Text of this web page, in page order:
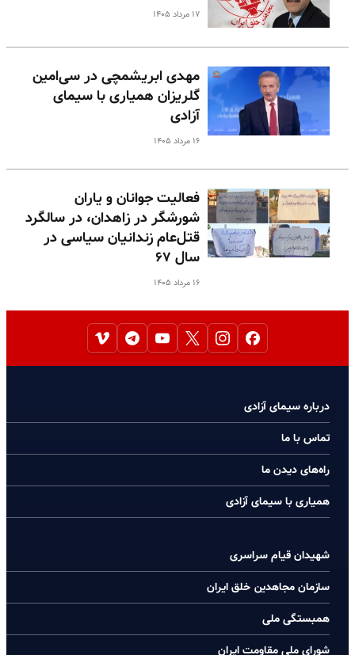
۱۷ مرداد ۱۴۰۵
مهدی ابریشمچی در سی‌امین
گلریزان همیاری با سیمای
آزادی
۱۶ مرداد ۱۴۰۵
فعالیت جوانان و یاران
شورشگر در زاهدان، در سالگرد
قتل‌عام زندانیان سیاسی در
سال ۶۷
۱۶ مرداد ۱۴۰۵
درباره سیمای آزادی
تماس با ما
راه‌های دیدن ما
همیاری با سیمای آزادی
شهیدان قیام سراسری
سازمان مجاهدین خلق ایران
همبستگی ملی
شورای ملی مقاومت ایران